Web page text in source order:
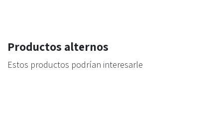
Productos alternos
Estos productos podrían interesarle